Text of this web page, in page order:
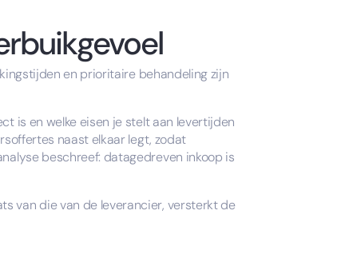
en prioritaire behandeling zijn
is en welke eisen je stelt aan levertijden
naast elkaar legt, zodat
beschreef: datagedreven inkoop is
van die van de leverancier, versterkt de